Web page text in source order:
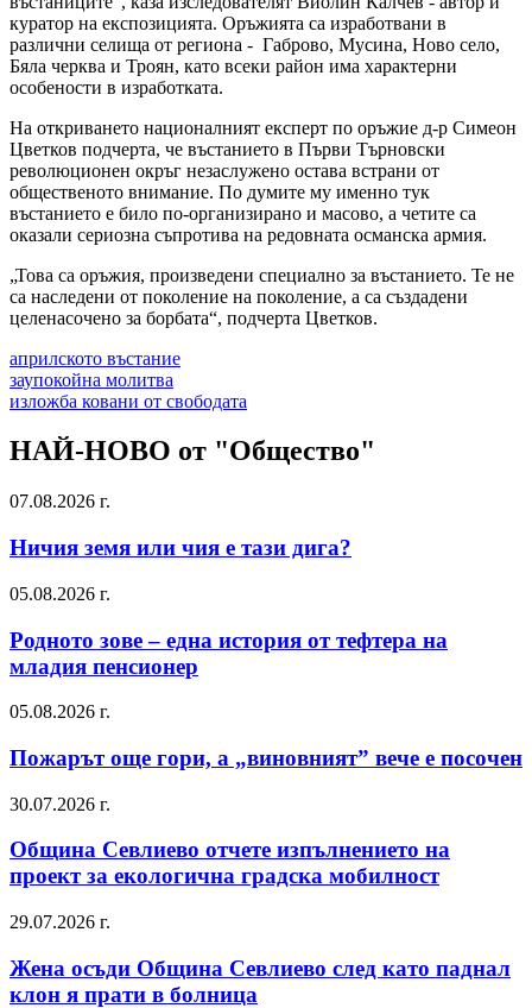
куратор на експозицията. Оръжията са изработвани в
различни селища от региона - Габрово, Мусина, Ново село,
Бяла черква и Троян, като всеки район има характерни
особености в изработката.
На откриването националният експерт по оръжие д-р Симеон
Цветков подчерта, че въстанието в Първи Търновски
революционен окръг незаслужено остава встрани от
общественото внимание. По думите му именно тук
въстанието е било по-организирано и масово, а четите са
оказали сериозна съпротива на редовната османска армия.
„Това са оръжия, произведени специално за въстанието. Те не
са наследени от поколение на поколение, а са създадени
целенасочено за борбата“, подчерта Цветков.
априлското въстание
заупокойна молитва
изложба ковани от свободата
НАЙ-НОВО от "Общество"
07.08.2026 г.
Ничия земя или чия е тази дига?
05.08.2026 г.
Родното зове – една история от тефтера на
младия пенсионер
05.08.2026 г.
Пожарът още гори, а „виновният” вече е посочен
30.07.2026 г.
Община Севлиево отчете изпълнението на
проект за екологична градска мобилност
29.07.2026 г.
Жена осъди Община Севлиево след като паднал
клон я прати в болница